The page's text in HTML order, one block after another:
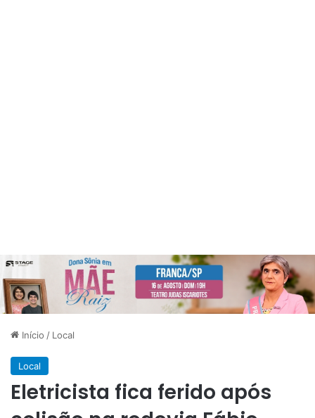
Início / Local
Local
Eletricista fica ferido após